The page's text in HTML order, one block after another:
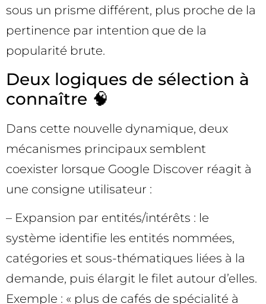
sous un prisme différent, plus proche de la
pertinence par intention que de la
popularité brute.
Deux logiques de sélection à
connaître 🧠
Dans cette nouvelle dynamique, deux
mécanismes principaux semblent
coexister lorsque Google Discover réagit à
une consigne utilisateur :
– Expansion par entités/intérêts : le
système identifie les entités nommées,
catégories et sous-thématiques liées à la
demande, puis élargit le filet autour d’elles.
Exemple : « plus de cafés de spécialité à